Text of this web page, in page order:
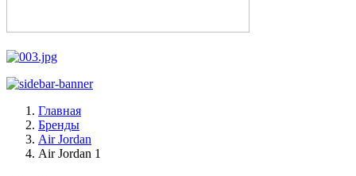
Главная
Бренды
Air Jordan
Air Jordan 1